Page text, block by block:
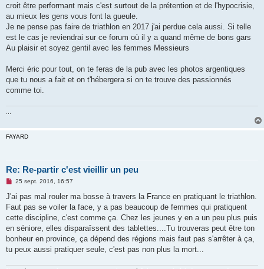
croit être performant mais c'est surtout de la prétention et de l'hypocrisie,
au mieux les gens vous font la gueule.
Je ne pense pas faire de triathlon en 2017 j'ai perdue cela aussi. Si telle
est le cas je reviendrai sur ce forum où il y a quand même de bons gars
Au plaisir et soyez gentil avec les femmes Messieurs
Merci éric pour tout, on te feras de la pub avec les photos argentiques
que tu nous a fait et on t'hébergera si on te trouve des passionnés
comme toi.
FAYARD
Re: Re-partir c'est vieillir un peu
M
s
a
g
n
o
25 sept. 2016, 16:57
J'ai pas mal rouler ma bosse à travers la France en pratiquant le triathlon.
Faut pas se voiler la face, y a pas beaucoup de femmes qui pratiquent
cette discipline, c'est comme ça. Chez les jeunes y en a un peu plus puis
en séniore, elles disparaîssent des tablettes....Tu trouveras peut être ton
bonheur en province, ça dépend des régions mais faut pas s'arrêter à ça,
tu peux aussi pratiquer seule, c'est pas non plus la mort...